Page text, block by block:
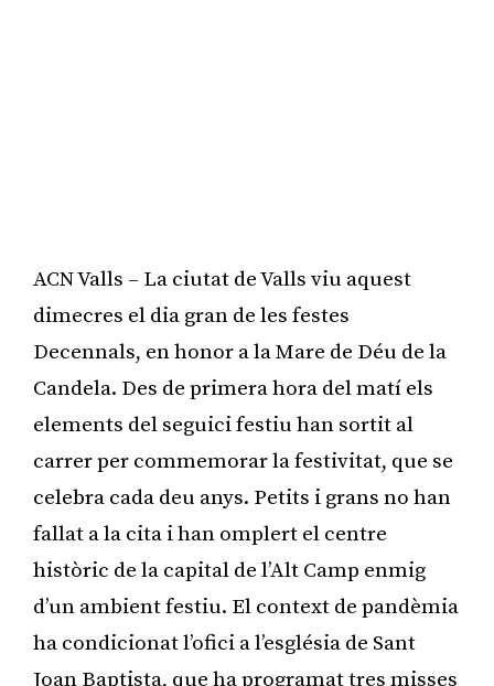
ACN Valls – La ciutat de Valls viu aquest
dimecres el dia gran de les festes
Decennals, en honor a la Mare de Déu de la
Candela. Des de primera hora del matí els
elements del seguici festiu han sortit al
carrer per commemorar la festivitat, que se
celebra cada deu anys. Petits i grans no han
fallat a la cita i han omplert el centre
històric de la capital de l’Alt Camp enmig
d’un ambient festiu. El context de pandèmia
ha condicionat l’ofici a l’església de Sant
Joan Baptista, que ha programat tres misses